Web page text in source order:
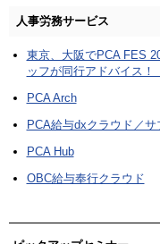
人事労務サービス
東京、大阪でPCA FES
ッフが同行アドバイス！
PCA Arch
PCA給与dxクラウド／サ
PCA Hub
OBC給与奉行クラウド